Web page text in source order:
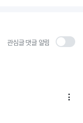
관심글 댓글 알림
